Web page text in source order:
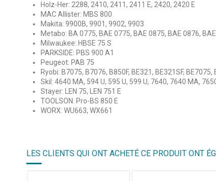
Holz-Her: 2288, 2410, 2411, 2411 E, 2420, 2420 E
MAC Allister: MBS 800
Makita: 9900B, 9901, 9902, 9903
Metabo: BA 0775, BAE 0775, BAE 0875, BAE 0876,
Milwaukee: HBSE 75 S
PARKSIDE: PBS 900 A1
Peugeot: PAB 75
Ryobi: B7075, B7076, B850F, BE321, BE321SF,
Skil: 4640 MA, 594 U, 595 U, 599 U, 7640, 7640 MA,
Stayer: LEN 75, LEN 751 E
TOOLSON: Pro-BS 850 E
WORX: WU663, WX661
LES CLIENTS QUI ONT ACHETÉ CE PRODUIT ONT